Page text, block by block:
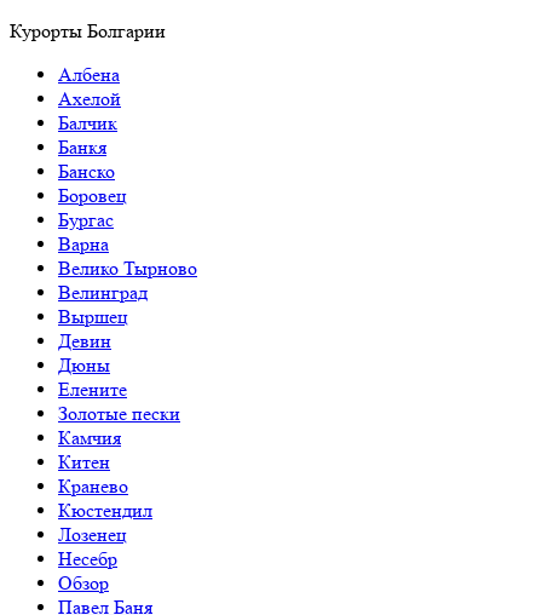
Курорты Болгарии
Албена
Ахелой
Балчик
Банкя
Банско
Боровец
Бургас
Варна
Велико Тырново
Велинград
Выршец
Девин
Дюны
Елените
Золотые пески
Камчия
Китен
Кранево
Кюстендил
Лозенец
Несебр
Обзор
Павел Баня